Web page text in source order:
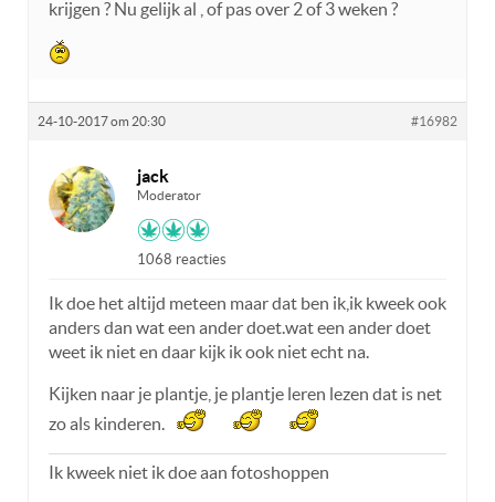
krijgen ? Nu gelijk al , of pas over 2 of 3 weken ?
24-10-2017 om 20:30 #16982
jack
Moderator
1068 reacties
Ik doe het altijd meteen maar dat ben ik,ik kweek ook
anders dan wat een ander doet.wat een ander doet
weet ik niet en daar kijk ik ook niet echt na.
Kijken naar je plantje, je plantje leren lezen dat is net
zo als kinderen.
Ik kweek niet ik doe aan fotoshoppen